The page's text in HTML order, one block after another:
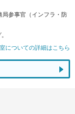
参事官（インフラ・防
についての詳細はこちら